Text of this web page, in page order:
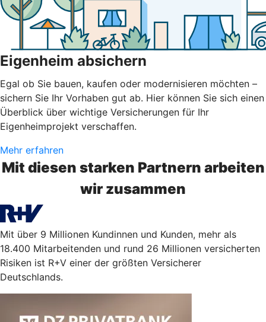
Eigenheim absichern
Egal ob Sie bauen, kaufen oder modernisieren möchten –
sichern Sie Ihr Vorhaben gut ab. Hier können Sie sich einen
Überblick über wichtige Versicherungen für Ihr
Eigenheimprojekt verschaffen.
Mehr erfahren
Mit diesen starken Partnern arbeiten
wir zusammen
Mit über 9 Millionen Kundinnen und Kunden, mehr als
18.400 Mitarbeitenden und rund 26 Millionen versicherten
Risiken ist R+V einer der größten Versicherer
Deutschlands.